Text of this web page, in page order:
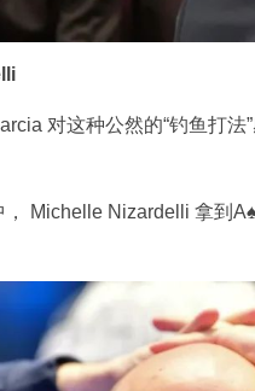
对这种公然的“钓鱼打
Michelle Nizardelli 拿到